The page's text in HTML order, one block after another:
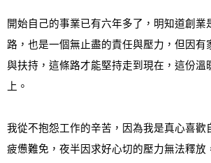
開始自己的事業已有六年多了 ，明知道創
路，也是一個無止盡的責任與壓力，但因有
與扶持，這條路才能堅持走到現在，這份溫
上 。
我從不抱怨工作的辛苦，因為我是真心喜歡
疲憊難免，夜半因求好心切的壓力無法釋放